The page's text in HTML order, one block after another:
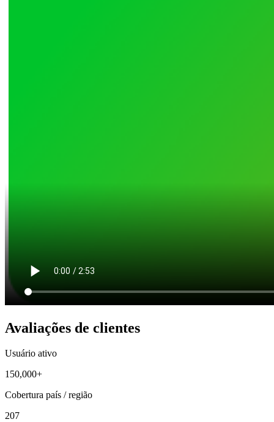
Avaliações de clientes
Usuário ativo
150,000+
Cobertura país / região
207